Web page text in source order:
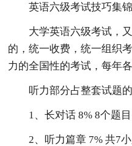
英语六级考试技巧集锦
大学英语六级考试，
的，统一收费，统一组织
力的全国性的考试，每年各
听力部分占整套试题的
1、长对话 8% 8个题
2、听力篇章 7% 共7